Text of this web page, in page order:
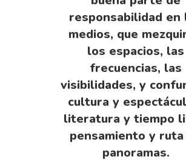
responsabilidad en
medios, que
los espacios, las
frecuencias, las
visibilidades, y
cultura y
literatura y tiempo
pensamiento y ruta
panoramas.